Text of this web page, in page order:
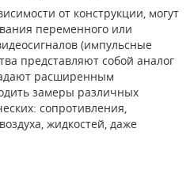
от конструкции, могут
переменного или
(импульсные
представляют собой аналог
расширенным
замеры различных
сопротивления,
жидкостей, даже